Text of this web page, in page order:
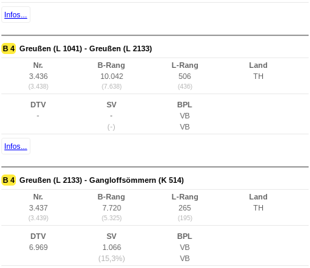
Infos...
B 4 Greußen (L 1041) - Greußen (L 2133)
Nr.
3.436
(3.438)
B-Rang
10.042
(7.638)
L-Rang
506
(436)
Land
TH
DTV
-
SV
-
(-)
BPL
VB
VB
Infos...
B 4 Greußen (L 2133) - Gangloffsömmern (K 514)
Nr.
3.437
(3.439)
B-Rang
7.720
(5.325)
L-Rang
265
(195)
Land
TH
DTV
6.969
SV
1.066
(15,3%)
BPL
VB
VB